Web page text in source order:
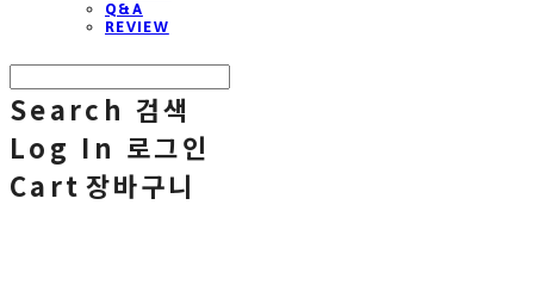
Q&A
REVIEW
Search 검색
Log In 로그인
Cart 장바구니